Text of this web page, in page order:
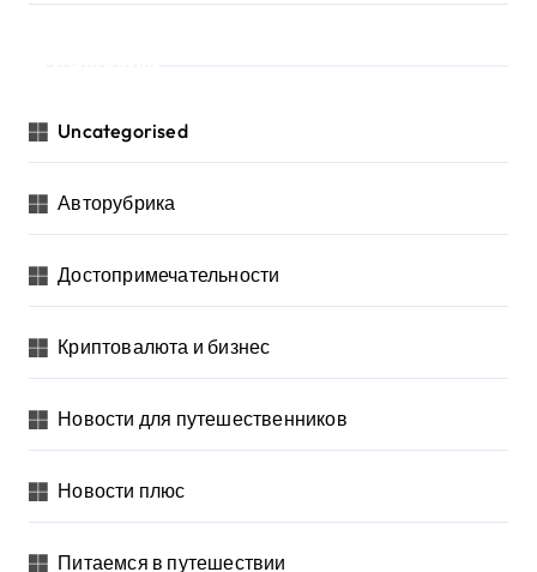
Uncategorised
Авторубрика
Достопримечательности
Криптовалюта и бизнес
Новости для путешественников
Новости плюс
Питаемся в путешествии